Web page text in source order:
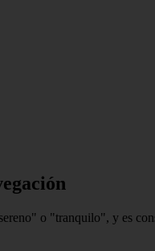
o "tranquilo", y es